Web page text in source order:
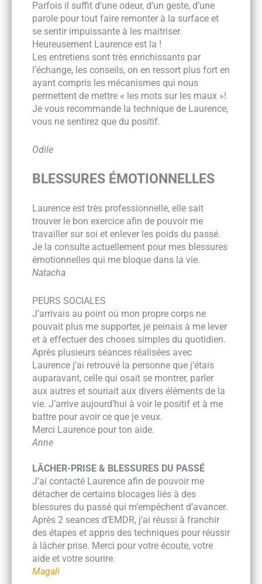
Parfois il suffit d’une odeur, d’un geste, d’une
parole pour tout faire remonter à la surface et
se sentir impuissante à les maitriser.
Heureusement Laurence est la !
Les entretiens sont très enrichissants par
l’échange, les conseils, on en ressort plus fort en
ayant compris les mécanismes qui nous
permettent de mettre « les mots sur les maux »!
Je vous recommande la technique de Laurence,
vous ne sentirez que du positif.
Odile
BLESSURES ÉMOTIONNELLES
Laurence est très professionnelle, elle sait
trouver le bon exercice afin de pouvoir me
travailler sur soi et enlever les poids du passé.
Je la consulte actuellement pour mes blessures
émotionnelles qui me bloque dans la vie.
Natacha
PEURS SOCIALES
J’arrivais au point où mon propre corps ne
pouvait plus me supporter, je peinais à me lever
et à effectuer des choses simples du quotidien.
Après plusieurs séances réalisées avec
Laurence j’ai retrouvé la personne que j’étais
auparavant, celle qui osait se montrer, parler
aux autres et souriait aux divers éléments de la
vie. J’arrive aujourd’hui à voir le positif et à me
battre pour avoir ce que je veux.
Merci Laurence pour ton aide.
Anne
LÂCHER-PRISE & BLESSURES DU PASSÉ
J’ai contacté Laurence afin de pouvoir me
détacher de certains blocages liés à des
blessures du passé qui m’empêchent d’avancer.
Après 2 seances d’EMDR, j’ai réussi à franchir
des étapes et appris des techniques pour réussir
à lâcher prise. Merci pour votre écoute, votre
aide et votre sourire.
Magali